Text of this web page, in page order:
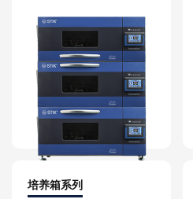
培养箱系列